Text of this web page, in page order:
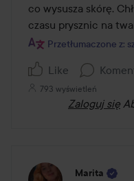
co wysusza skórę.
czasu prysznic na
Przetłumaczone z:
Like
793 wyświetleń
Zaloguj się
Marita